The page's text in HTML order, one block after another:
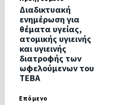
Διαδικτυακή
ενημέρωση για
θέματα υγείας,
ατομικής υγιεινής
και υγιεινής
διατροφής των
ωφελούμενων του
ΤΕΒΑ
Επόμενο